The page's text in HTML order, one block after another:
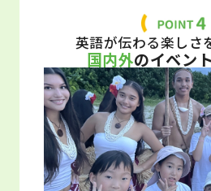
英語が伝わる楽しさ
国内外のイベン